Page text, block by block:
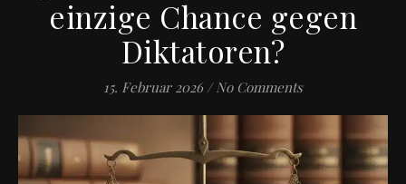
einzige Chance gegen
Diktatoren?
15. Februar 2026 / No Comments